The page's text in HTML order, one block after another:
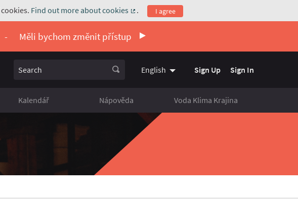
Find out more about cookies
(External link)
. I agree
- Měli bychom změnit přístup
Search English Vyberte jazyk Choose language
Sign Up Sign In
Kalendář Nápověda Voda Klima Krajina